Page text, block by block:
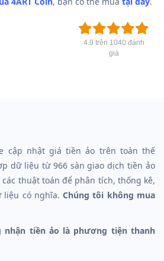
4.9 trên 1040 đánh
giá
cập nhật giá tiền ảo trên toàn thế
dữ liệu từ 966 sàn giao dịch tiền ảo
thuật toán để phân tích, thống kê,
liệu có nghĩa.Chúng tôi không mua
nhận tiền ảo là phương tiện thanh